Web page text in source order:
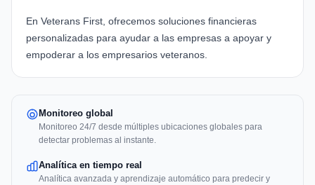
En Veterans First, ofrecemos soluciones financieras
personalizadas para ayudar a las empresas a apoyar y
empoderar a los empresarios veteranos.
Monitoreo global
Monitoreo 24/7 desde múltiples ubicaciones globales para
detectar problemas al instante.
Analítica en tiempo real
Analítica avanzada y aprendizaje automático para predecir y